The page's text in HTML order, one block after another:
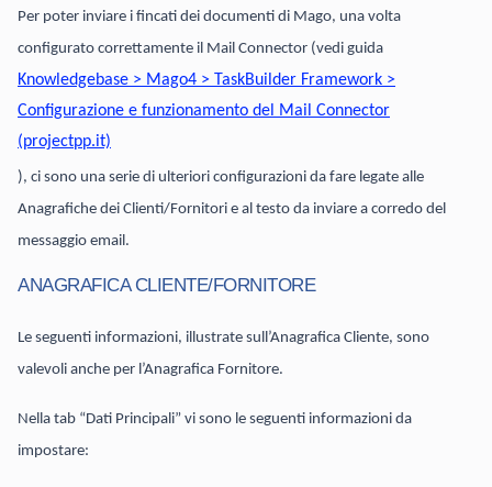
Per poter inviare i fincati dei documenti di Mago, una volta
configurato correttamente il Mail Connector (vedi guida
Knowledgebase > Mago4 > TaskBuilder Framework >
Configurazione e funzionamento del Mail Connector
(projectpp.it)
), ci sono una serie di ulteriori configurazioni da fare legate alle
Anagrafiche dei Clienti/Fornitori e al testo da inviare a corredo del
messaggio email.
ANAGRAFICA CLIENTE/FORNITORE
Le seguenti informazioni, illustrate sull’Anagrafica Cliente, sono
valevoli anche per l’Anagrafica Fornitore.
Nella tab “Dati Principali” vi sono le seguenti informazioni da
impostare: